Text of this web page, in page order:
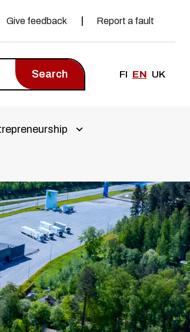
Give feedback Report a fault
Search FI EN UK
Avaa alivalikko